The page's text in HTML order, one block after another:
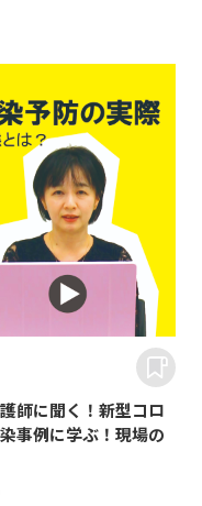
師に聞く！新型コロ
事例に学ぶ！現場の